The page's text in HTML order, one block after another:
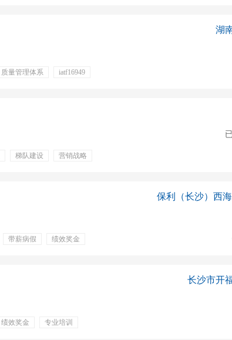
质量管理体系
iatf16949
湖
梯队建设
营销战略
带薪病假
绩效奖金
绩效奖金
专业培训
长沙市开